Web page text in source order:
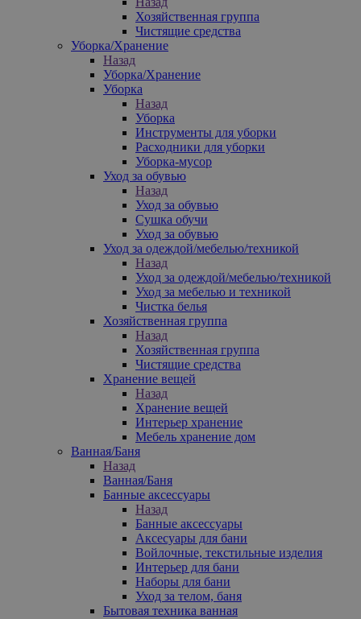
Хозяйственная группа
Чистящие средства
Уборка/Хранение
Назад
Уборка/Хранение
Уборка
Назад
Уборка
Инструменты для уборки
Расходники для уборки
Уборка-мусор
Уход за обувью
Назад
Уход за обувью
Сушка обучи
Уход за обувью
Уход за одеждой/мебелью/техникой
Назад
Уход за одеждой/мебелью/техникой
Уход за мебелью и техникой
Чистка белья
Хозяйственная группа
Назад
Хозяйственная группа
Чистящие средства
Хранение вещей
Назад
Хранение вещей
Интерьер хранение
Мебель хранение дом
Ванная/Баня
Назад
Ванная/Баня
Банные аксессуары
Назад
Банные аксессуары
Аксесуары для бани
Войлочные, текстильные изделия
Интерьер для бани
Наборы для бани
Уход за телом, баня
Бытовая техника ванная